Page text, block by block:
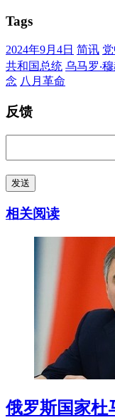
Tags
2024年9月4日 简讯
共和国总统 乌马罗‧
念 八月革命
反馈
发送
相关阅读
俄罗斯国家杜